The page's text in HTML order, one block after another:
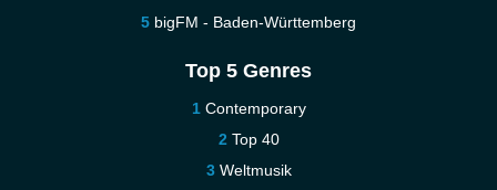
bigFM - Baden-Württemberg
Top 5 Genres
Contemporary
Top 40
Weltmusik